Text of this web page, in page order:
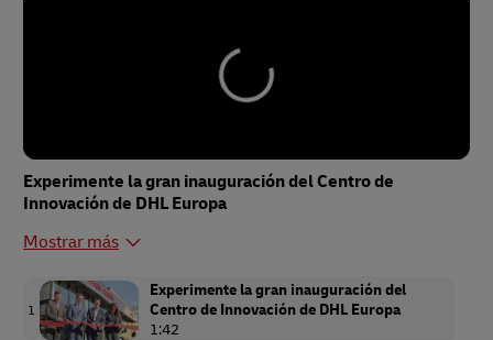
Experimente la gran inauguración del Centro de
Innovación de DHL Europa
Mostrar más
1
Experimente la gran inauguración del
Centro de Innovación de DHL Europa
1:42